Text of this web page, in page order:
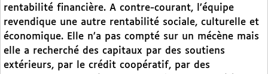
rentabilité financière. A contre-courant, l’équipe
revendique une autre rentabilité sociale, culturelle et
économique. Elle n’a pas compté sur un mécène mais
elle a recherché des capitaux par des soutiens
extérieurs, par le crédit coopératif, par des